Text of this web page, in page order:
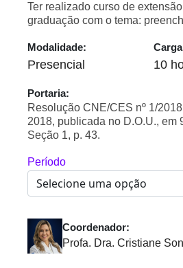
Ter realizado curso de
graduação com o tema:
Modalidade:
Presencial 10
Portaria:
Resolução CNE/CES nº 1/
2018, publicada no D.O.U., em
Seção 1, p. 43.
Período
Coordenador:
Profa. Dra. Cristiane